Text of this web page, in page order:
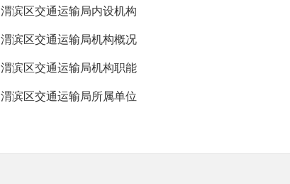
渭滨区交通运输局内设机构
渭滨区交通运输局机构概况
渭滨区交通运输局机构职能
渭滨区交通运输局所属单位